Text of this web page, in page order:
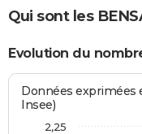
Qui sont les
Evolution du
Données exprimées
Insee)
2,25